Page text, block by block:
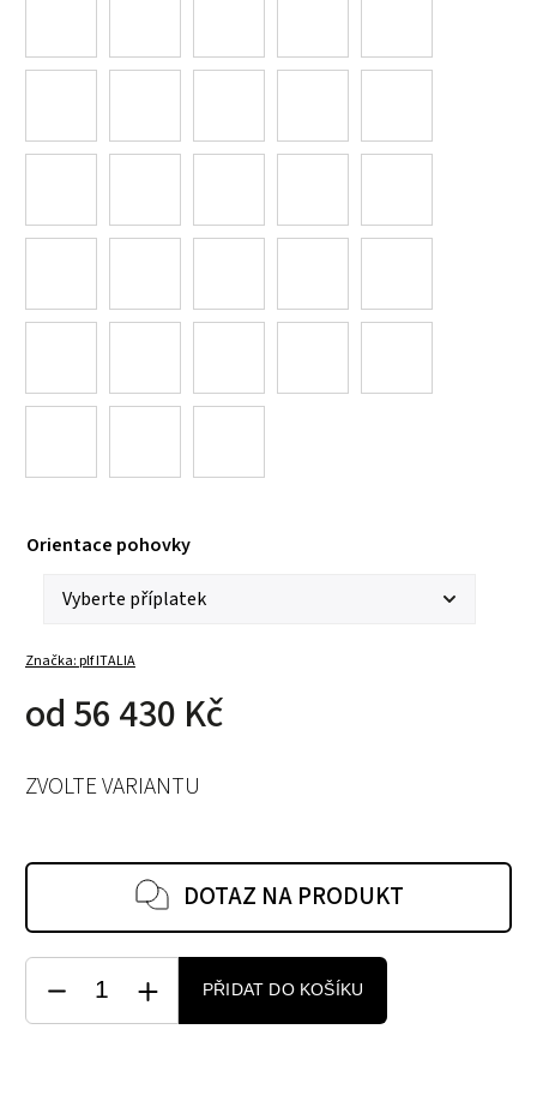
Orientace pohovky
Značka:plf ITALIA
od56 430 Kč
ZVOLTE VARIANTU
DOTAZ NA PRODUKT
PŘIDAT DO KOŠÍKU